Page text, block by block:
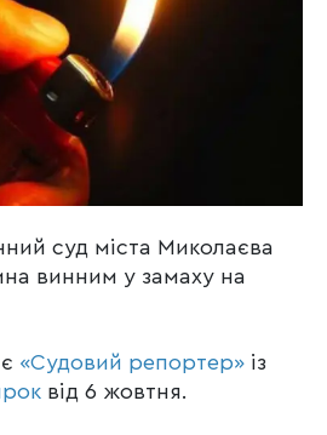
суд міста Миколаєва
винним у замаху на
«Судовий репортер» із
від 6 жовтня.